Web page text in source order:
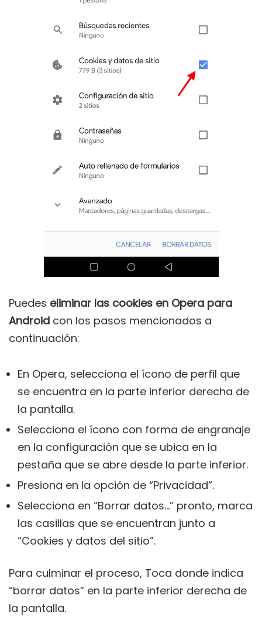
Puedes eliminar las cookies en Opera para
Android con los pasos mencionados a
continuación:
En Opera, selecciona el ícono de perfil que
se encuentra en la parte inferior derecha de
la pantalla.
Selecciona el ícono con forma de engranaje
en la configuración que se ubica en la
pestaña que se abre desde la parte inferior.
Presiona en la opción de “Privacidad”.
Selecciona en “Borrar datos…” pronto, marca
las casillas que se encuentran junto a
“Cookies y datos del sitio”.
Para culminar el proceso, Toca donde indica
“borrar datos” en la parte inferior derecha de
la pantalla.